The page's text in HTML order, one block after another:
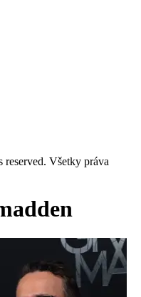
Všetky práva